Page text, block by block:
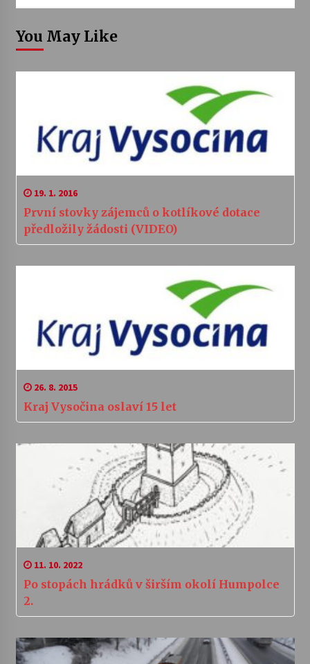
You May Like
19. 1. 2016
První stovky zájemců o kotlíkové dotace
předložily žádosti (VIDEO)
26. 8. 2015
Kraj Vysočina oslaví 15 let
11. 10. 2022
Po stopách hrádků v širším okolí Humpolce
2.